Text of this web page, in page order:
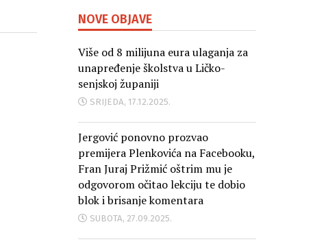
NOVE OBJAVE
Više od 8 milijuna eura ulaganja za
unapređenje školstva u Ličko-
senjskoj županiji
SRIJEDA, 17.12.2025.
Jergović ponovno prozvao
premijera Plenkovića na Facebooku,
Fran Juraj Prižmić oštrim mu je
odgovorom očitao lekciju te dobio
blok i brisanje komentara
SUBOTA, 27.09.2025.